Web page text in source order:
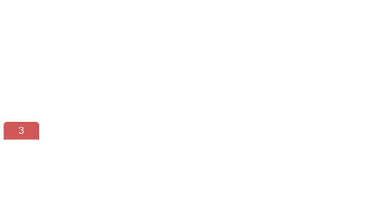
3